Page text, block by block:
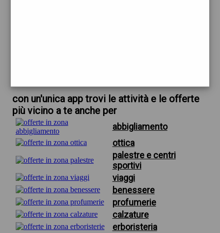
con un'unica app trovi le attività e le offerte
più vicino a te anche per
abbigliamento
ottica
palestre e centri
sportivi
viaggi
benessere
profumerie
calzature
erboristeria